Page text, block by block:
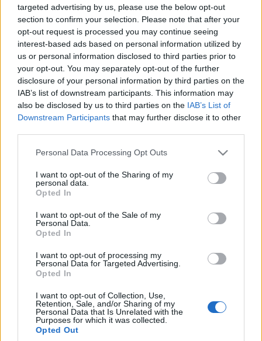
targeted advertising by us, please use the below opt-out
section to confirm your selection. Please note that after your
opt-out request is processed you may continue seeing
interest-based ads based on personal information utilized by
us or personal information disclosed to third parties prior to
your opt-out. You may separately opt-out of the further
disclosure of your personal information by third parties on the
IAB’s list of downstream participants. This information may
also be disclosed by us to third parties on the IAB’s List of
Downstream Participants that may further disclose it to other
Please note that this website/app uses one or more Google
not limited to your visit or usage behaviour. You may click to
grant or deny consent to Google and its third-party tags to
use your data for below specified purposes in below Google
consent section.
Personal Data Processing Opt Outs
I want to opt-out of the Sharing of my
personal data.
Opted In
I want to opt-out of the Sale of my
Personal Data.
Opted In
I want to opt-out of processing my
Personal Data for Targeted Advertising.
Opted In
I want to opt-out of Collection, Use,
Retention, Sale, and/or Sharing of my
Personal Data that Is Unrelated with the
Purposes for which it was collected.
Opted Out
temporada 2020/21 de Comunio en la siguiente
presentación.
El 11 ideal de la temporada 2020/21
Image 1 De 11
Jan Oblak (Atlético) - 226 puntos | Foto: Imago Images / ZUMA